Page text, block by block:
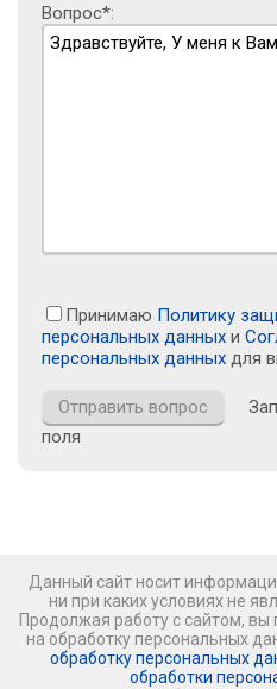
Вопрос*:
Принимаю Политику
персональных данных и
персональных данных для
поля
Данный сайт носит
ни при каких условиях не
Продолжая работу с сайтом, вы
на обработку персональных
обработку персональных
обработки